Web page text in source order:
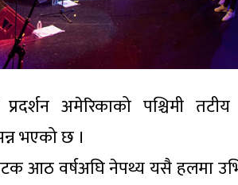
अमेरिकाको पश्चिमी
भएको छ ।
आठ वर्षअघि नेपथ्य यसै हलमा